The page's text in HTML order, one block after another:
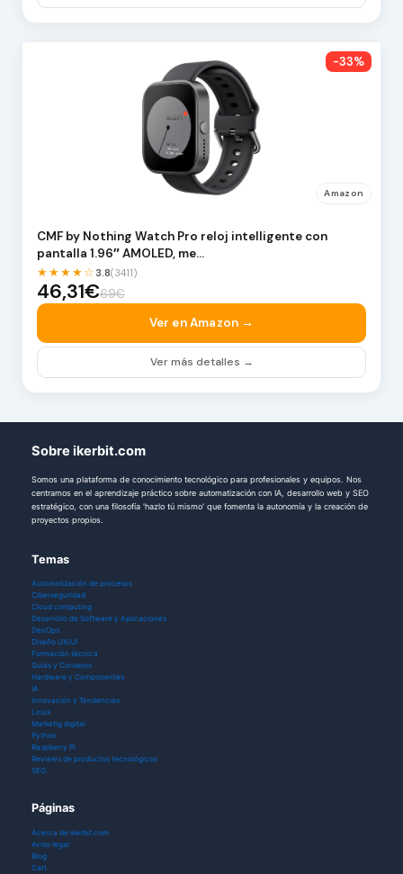
-33%
Amazon
CMF by Nothing Watch Pro reloj intelligente con
pantalla 1.96″ AMOLED, me…
★★★★☆3.8(3411)
46,31€69€
Ver en Amazon →
Ver más detalles →
Sobre ikerbit.com
Somos una plataforma de conocimiento tecnológico para profesionales y equipos. Nos
centramos en el aprendizaje práctico sobre automatización con IA, desarrollo web y SEO
estratégico, con una filosofía 'hazlo tú mismo' que fomenta la autonomía y la creación de
proyectos propios.
Temas
Automatización de procesos
Ciberseguridad
Cloud computing
Desarrollo de Software y Aplicaciones
DevOps
Diseño UX/UI
Formación técnica
Guías y Consejos
Hardware y Componentes
IA
Innovación y Tendencias
Linux
Marketig digital
Python
Raspberry Pi
Reviews de productos tecnológicos
SEO
Páginas
Acerca de ikerbit.com
Aviso legal
Blog
Cart